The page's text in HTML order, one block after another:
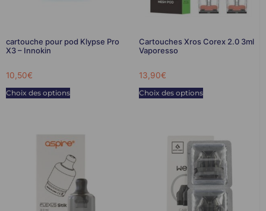
cartouche pour pod Klypse Pro
X3 – Innokin
10,50€
Choix des options
Cartouches Xros Corex 2.0 3ml
Vaporesso
13,90€
Choix des options